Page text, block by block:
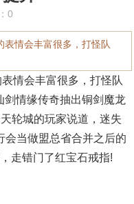
0
情会丰富很多，打怪队
情会丰富很多，打怪队
剑情缘传奇抽出铜剑魔龙
轮城的玩家说道，迷失
当做盟总省合并之后的
走错门了红宝石戒指!